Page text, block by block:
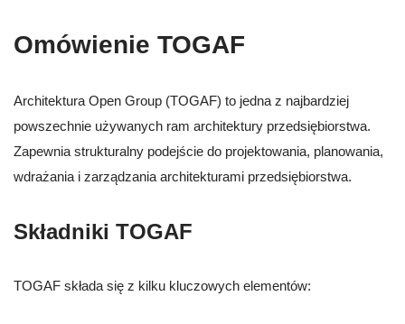
Omówienie TOGAF
Architektura Open Group (TOGAF) to jedna z najbardziej
powszechnie używanych ram architektury przedsiębiorstwa.
Zapewnia strukturalny podejście do projektowania, planowania,
wdrażania i zarządzania architekturami przedsiębiorstwa.
Składniki TOGAF
TOGAF składa się z kilku kluczowych elementów: